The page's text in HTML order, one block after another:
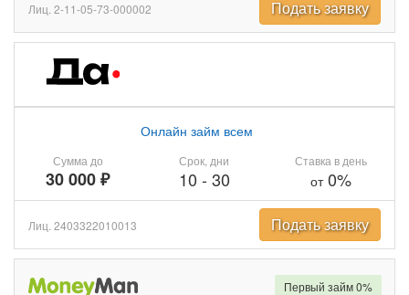
Лиц. 2-11-05-73-000002 Подать заявку
Сумма до
30 000 ₽
Онлайн займ всем
Срок, дни
10 - 30
Ставка в день
от0%
Лиц. 2403322010013 Подать заявку
Первый займ 0%